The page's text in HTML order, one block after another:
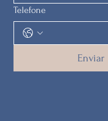
Telefone
Enviar